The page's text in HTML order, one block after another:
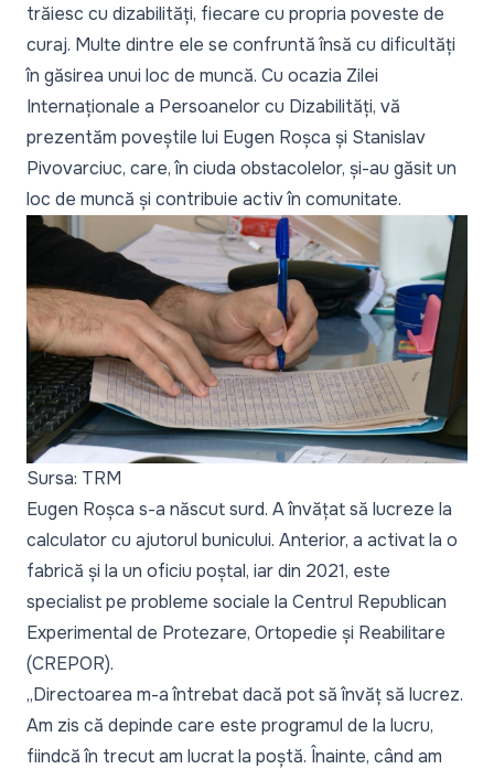
trăiesc cu dizabilități, fiecare cu propria poveste de
curaj. Multe dintre ele se confruntă însă cu dificultăți
în găsirea unui loc de muncă. Cu ocazia Zilei
Internaționale a Persoanelor cu Dizabilități, vă
prezentăm poveștile lui Eugen Roșca și Stanislav
Pivovarciuc, care, în ciuda obstacolelor, și-au găsit un
loc de muncă și contribuie activ în comunitate.
Sursa: TRM
Eugen Roșca s-a născut surd. A învățat să lucreze la
calculator cu ajutorul bunicului. Anterior, a activat la o
fabrică și la un oficiu poștal, iar din 2021, este
specialist pe probleme sociale la Centrul Republican
Experimental de Protezare, Ortopedie și Reabilitare
(CREPOR).
„Directoarea m-a întrebat dacă pot să învăț să lucrez.
Am zis că depinde care este programul de la lucru,
fiindcă în trecut am lucrat la poștă. Înainte, când am